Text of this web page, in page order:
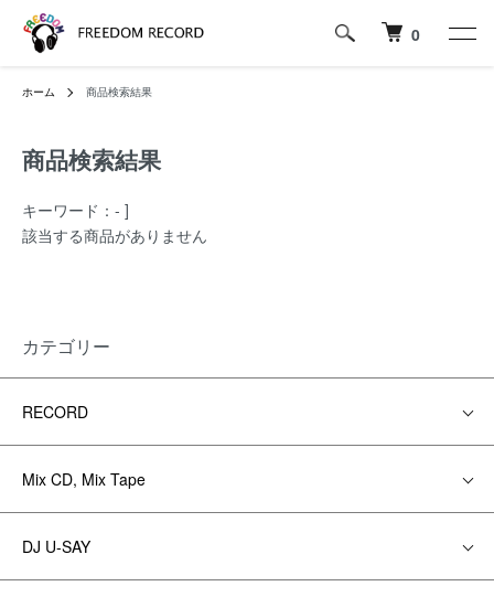
0
ホーム 商品検索結果
商品検索結果
キーワード：- ]
該当する商品がありません
カテゴリー
RECORD
Mix CD, Mix Tape
DJ U-SAY